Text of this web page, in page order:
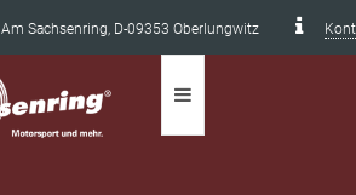
Am Sachsenring, D-09353 Oberlungwitz